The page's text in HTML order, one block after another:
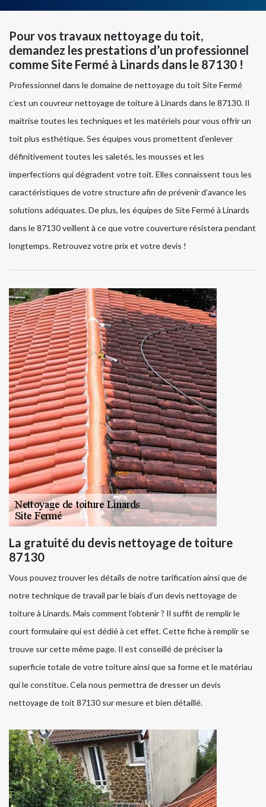
Pour vos travaux nettoyage du toit,
demandez les prestations d’un professionnel
comme Site Fermé à Linards dans le 87130 !
Professionnel dans le domaine de nettoyage du toit Site Fermé
c’est un couvreur nettoyage de toiture à Linards dans le 87130. Il
maitrise toutes les techniques et les matériels pour vous offrir un
toit plus esthétique. Ses équipes vous promettent d’enlever
définitivement toutes les saletés, les mousses et les
imperfections qui dégradent votre toit. Elles connaissent tous les
caractéristiques de votre structure afin de prévenir d’avance les
solutions adéquates. De plus, les équipes de Site Fermé à Linards
dans le 87130 veillent à ce que votre couverture résistera pendant
longtemps. Retrouvez votre prix et votre devis !
La gratuité du devis nettoyage de toiture
87130
Vous pouvez trouver les détails de notre tarification ainsi que de
notre technique de travail par le biais d’un devis nettoyage de
toiture à Linards. Mais comment l’obtenir ? Il suffit de remplir le
court formulaire qui est dédié à cet effet. Cette fiche à remplir se
trouve sur cette même page. Il est conseillé de préciser la
superficie totale de votre toiture ainsi que sa forme et le matériau
qui le constitue. Cela nous permettra de dresser un devis
nettoyage de toit 87130 sur mesure et bien détaillé.